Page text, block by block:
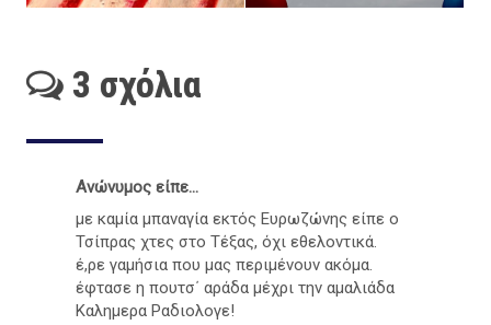
3 σχόλια
Ανώνυμος είπε...
με καμία μπαναγία εκτός Ευρωζώνης είπε ο
Τσίπρας χτες στο Τέξας, όχι εθελοντικά.
έ,ρε γαμήσια που μας περιμένουν ακόμα.
έφτασε η πουτσ΄ αράδα μέχρι την αμαλιάδα
Kαλημερα Ραδιολογε!